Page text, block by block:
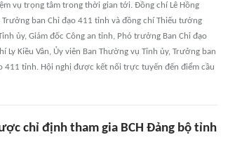
vụ trọng tâm trong thời gian tới. Đồng chí Lê Hồng
ban Chỉ đạo 411 tỉnh và đồng chí Thiếu tướng
ủy, Giám đốc Công an tỉnh, Phó trưởng Ban Chỉ đạo
Kiều Vân, Ủy viên Ban Thường vụ Tỉnh ủy, Trưởng ban
411 tỉnh. Hội nghị được kết nối trực tuyến đến điểm cầu
chỉ định tham gia BCH Đảng bộ tỉnh